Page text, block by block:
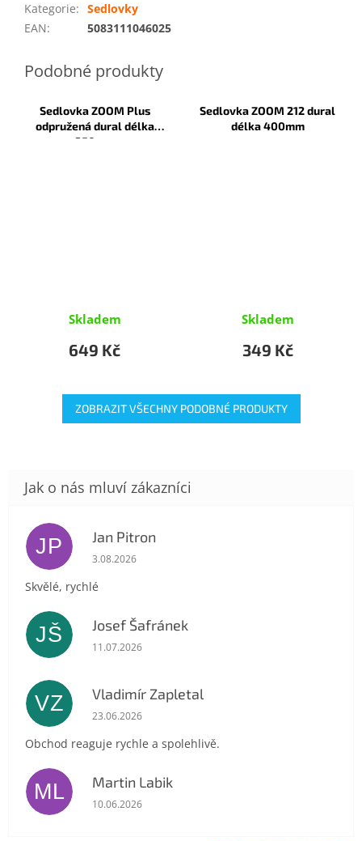
Kategorie: Sedlovky
EAN: 5083111046025
Sedlovka ZOOM Plus
odpružená dural délka
350mm
Skladem
649 Kč
Sedlovka ZOOM 212 dural
délka 400mm
Skladem
349 Kč
ZOBRAZIT VŠECHNY PODOBNÉ PRODUKTY
JP Jan Pitron
Hodnocení obchodu je 5 z 5 hvězdiček.
3.08.2026
Skvělé, rychlé
JŠ Josef Šafránek
Hodnocení obchodu je 5 z 5 hvězdiček.
11.07.2026
VZ Vladimír Zapletal
Hodnocení obchodu je 5 z 5 hvězdiček.
23.06.2026
Obchod reaguje rychle a spolehlivě.
ML Martin Labik
Hodnocení obchodu je 5 z 5 hvězdiček.
10.06.2026